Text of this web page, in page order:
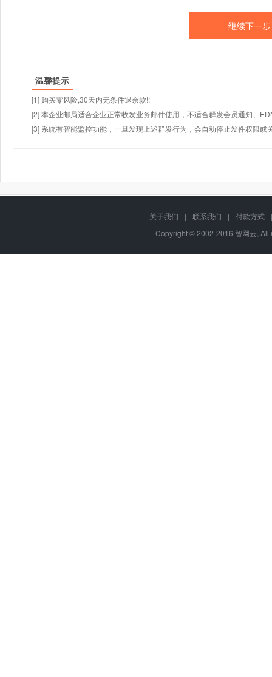
温馨提示
[1] 购买零风险,30天内无条件退余款!;
[2] 本企业邮局适合企业正常收发业务邮件使用，不适合群发会员通知、
[3] 系统有智能监控功能，一旦发现上述群发行为，会自动停止发件权限或
关于我们 | 联系我们 | 付款方式
|
Copyright © 2002-2016 智网云,